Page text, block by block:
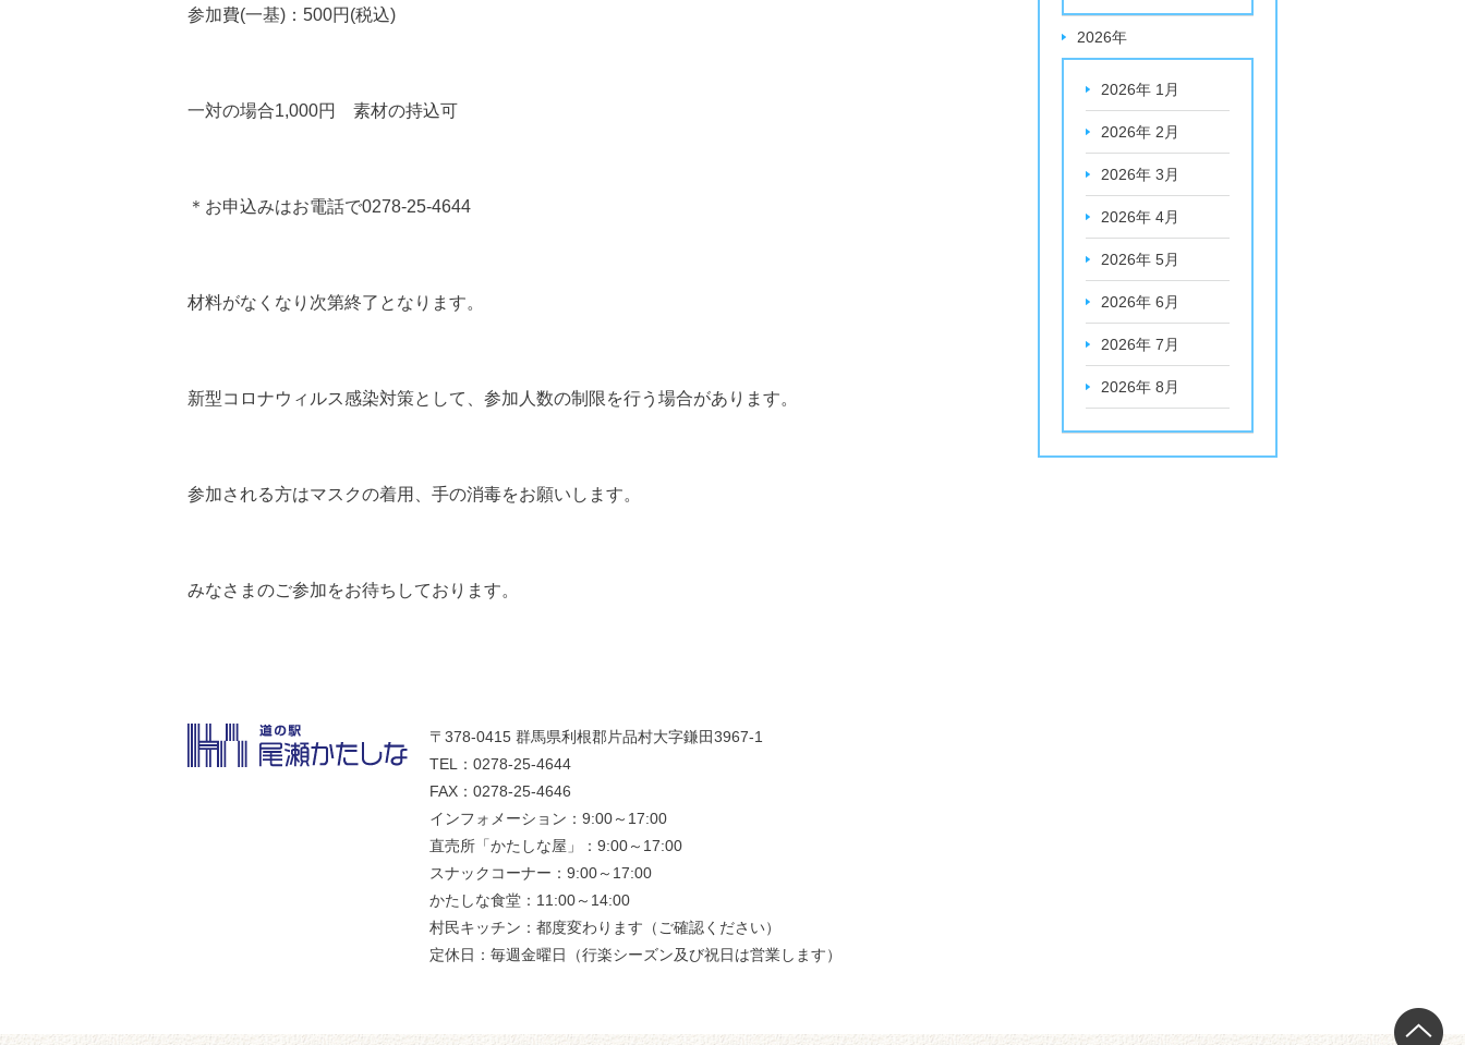
参加費(一基)：500円(税込)
一対の場合1,000円 素材の持込可
＊お申込みはお電話で0278-25-4644
材料がなくなり次第終了となります。
新型コロナウィルス感染対策として、参加人数の制限を行う場合があります。
参加される方はマスクの着用、手の消毒をお願いします。
みなさまのご参加をお待ちしております。
2026年
2026年 1月
2026年 2月
2026年 3月
2026年 4月
2026年 5月
2026年 6月
2026年 7月
2026年 8月
〒378-0415 群馬県利根郡片品村大字鎌田3967-1
TEL：0278-25-4644
FAX：0278-25-4646
インフォメーション：9:00～17:00
直売所「かたしな屋」：9:00～17:00
スナックコーナー：9:00～17:00
かたしな食堂：11:00～14:00
村民キッチン：都度変わります（ご確認ください）
定休日：毎週金曜日（行楽シーズン及び祝日は営業します）